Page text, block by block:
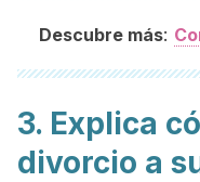
Descubre más:
3. Explica
divorcio a